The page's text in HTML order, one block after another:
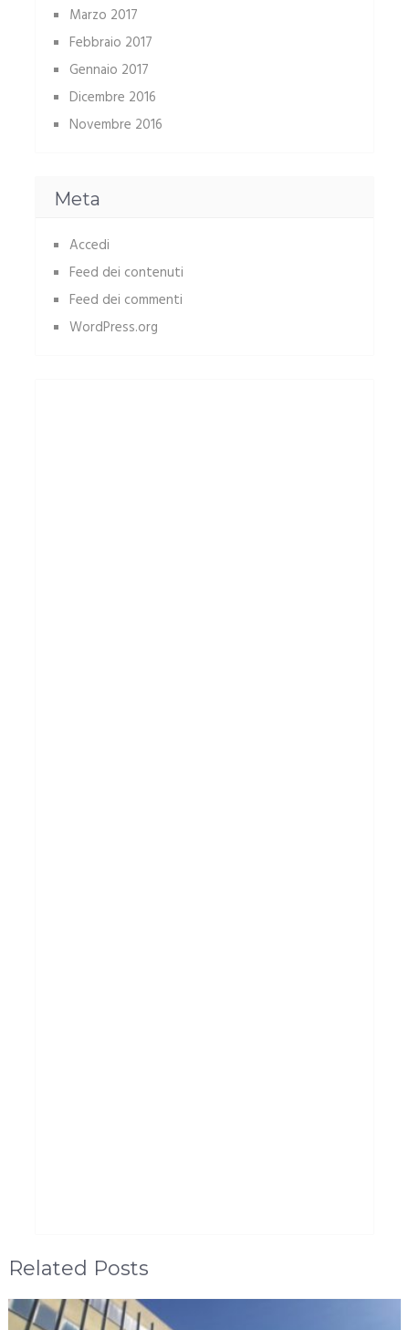
Marzo 2017
Febbraio 2017
Gennaio 2017
Dicembre 2016
Novembre 2016
Meta
Accedi
Feed dei contenuti
Feed dei commenti
WordPress.org
Related Posts